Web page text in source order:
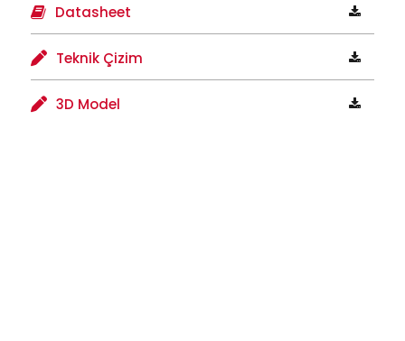
Datasheet
Teknik Çizim
3D Model